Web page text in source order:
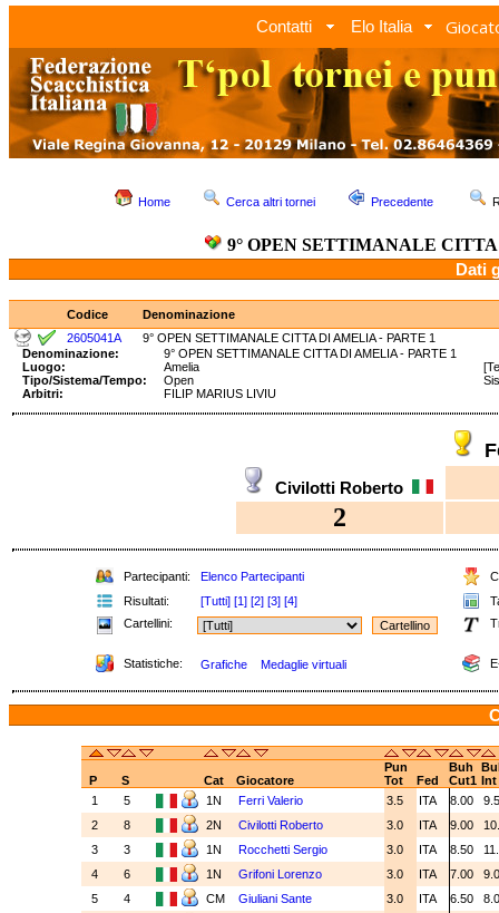
Contatti Elo Italia
Home Cerca altri tornei Precedente
9° OPEN SETTIMANALE
Dati
Codice
Denominazione
2605041A
9° OPEN SETTIMANALE CITTA DI AMELIA - PARTE 1
Denominazione:
9° OPEN SETTIMANALE CITTA DI AMELIA - PARTE 1
Luogo:
Amelia
Tipo/Sistema/Tempo:
Open
Arbitri:
FILIP MARIUS LIVIU
Civilotti Roberto
2
Partecipanti: Elenco Partecipanti
Risultati:
[Tutti] [1] [2] [3] [4]
Cartellini:
Statistiche: Grafiche Medaglie virtuali
Pun Buh
P
S Cat Giocatore Tot Fed Cut1 Int
1
5 1N Ferri Valerio 3.5 ITA 8.00
2
8 2N Civilotti Roberto 3.0 ITA 9.00
3
3 1N Rocchetti Sergio 3.0 ITA 8.50
4
6 1N Grifoni Lorenzo 3.0 ITA 7.00
5
4 CM Giuliani Sante 3.0 ITA 6.50